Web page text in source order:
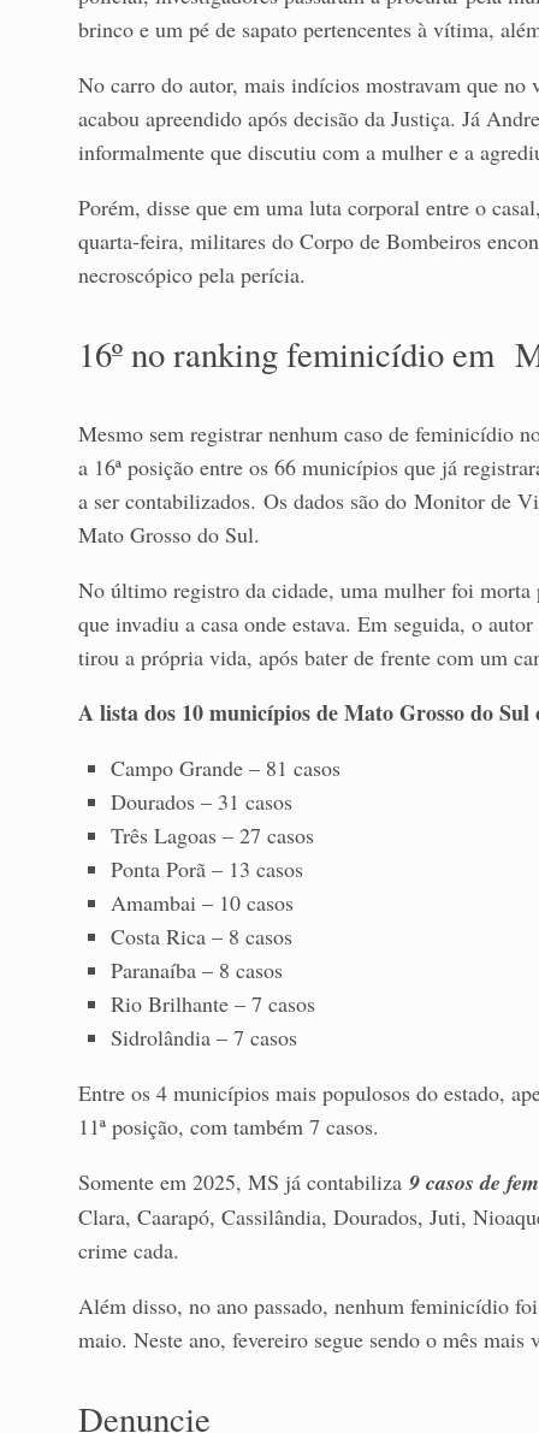
brinco e um pé de sapato pertencentes à vítima,
No carro do autor, mais indícios mostravam que no
acabou apreendido após decisão da Justiça. Já
informalmente que discutiu com a mulher e a
Porém, disse que em uma luta corporal entre o
quarta-feira, militares do Corpo de Bombeiros
necroscópico pela perícia.
16º no ranking feminicídio em
Mesmo sem registrar nenhum caso de feminicídio
a 16ª posição entre os 66 municípios que já
a ser contabilizados. Os dados são do Monitor de
Mato Grosso do Sul.
No último registro da cidade, uma mulher foi
que invadiu a casa onde estava. Em seguida, o
tirou a própria vida, após bater de frente com um
A lista dos 10 municípios de Mato Grosso do Sul
Campo Grande – 81 casos
Dourados – 31 casos
Três Lagoas – 27 casos
Ponta Porã – 13 casos
Amambai – 10 casos
Costa Rica – 8 casos
Paranaíba – 8 casos
Rio Brilhante – 7 casos
Sidrolândia – 7 casos
Entre os 4 municípios mais populosos do estado,
11ª posição, com também 7 casos.
Somente em 2025, MS já contabiliza 9 casos de
Clara, Caarapó, Cassilândia, Dourados, Juti,
crime cada.
Além disso, no ano passado, nenhum feminicídio
maio. Neste ano, fevereiro segue sendo o mês
Denuncie